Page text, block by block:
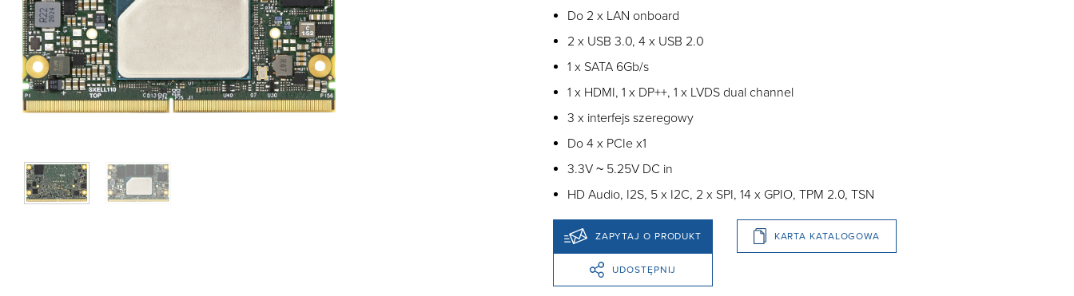
Do 2 x LAN onboard
2 x USB 3.0, 4 x USB 2.0
1 x SATA 6Gb/s
1 x HDMI, 1 x DP++, 1 x LVDS dual channel
3 x interfejs szeregowy
Do 4 x PCIe x1
3.3V ~ 5.25V DC in
HD Audio, I2S, 5 x I2C, 2 x SPI, 14 x GPIO, TPM 2.0, TSN
ZAPYTAJ O PRODUKT KARTA KATALOGOWA
UDOSTĘPNIJ